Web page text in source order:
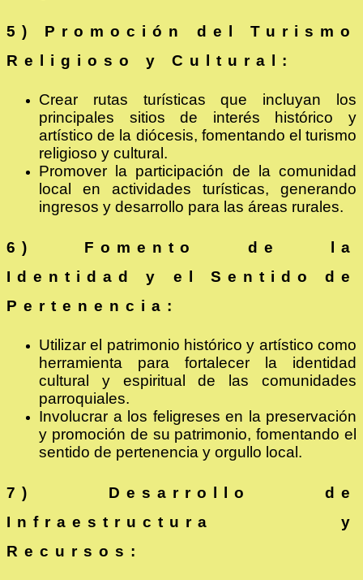
5) Promoción del Turismo
Religioso y Cultural:
Crear rutas turísticas que incluyan los
principales sitios de interés histórico y
artístico de la diócesis, fomentando el turismo
religioso y cultural.
Promover la participación de la comunidad
local en actividades turísticas, generando
ingresos y desarrollo para las áreas rurales.
6) Fomento de la
Identidad y el Sentido de
Pertenencia:
Utilizar el patrimonio histórico y artístico como
herramienta para fortalecer la identidad
cultural y espiritual de las comunidades
parroquiales.
Involucrar a los feligreses en la preservación
y promoción de su patrimonio, fomentando el
sentido de pertenencia y orgullo local.
7) Desarrollo de
Infraestructura y
Recursos: